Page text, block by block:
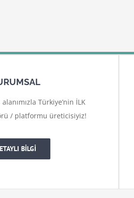
Türkiye’nin İLK
/ platformu üreticisiyiz!
BİLGİ